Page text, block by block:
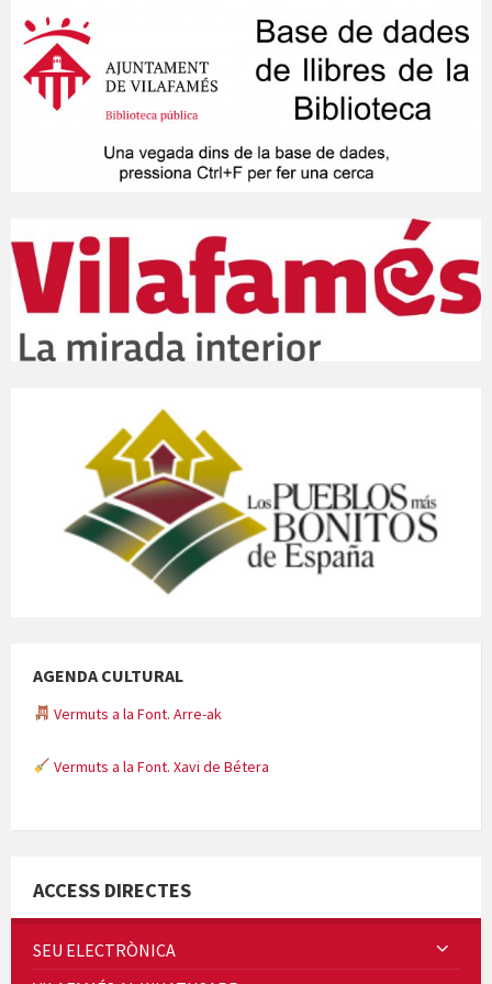
AGENDA CULTURAL
Vermuts a la Font. Arre-ak
Vermuts a la Font. Xavi de Bétera
ACCESS DIRECTES
SEU ELECTRÒNICA